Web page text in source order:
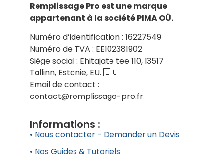
Remplissage Pro est une marque
appartenant à la société PIMA OÜ.
Numéro d’identification : 16227549
Numéro de TVA : EE102381902
Siège social : Ehitajate tee 110, 13517
Tallinn, Estonie, EU. 🇪🇺
Email de contact :
contact@remplissage-pro.fr
Informations :
• Nous contacter - Demander un Devis
• Nos Guides & Tutoriels